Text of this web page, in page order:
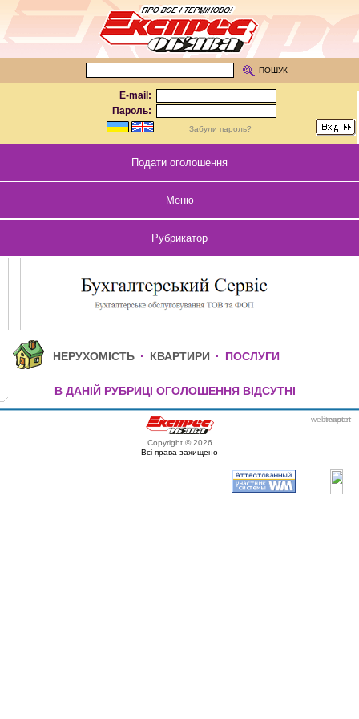
E-mail:
Пароль:
Забули пароль?
ПОШУК
Подати оголошення
Меню
Рубрикатор
НЕРУХОМІСТЬ · КВАРТИРИ · ПОСЛУГИ
В ДАНІЙ РУБРИЦІ ОГОЛОШЕННЯ ВІДСУТНІ
Copyright © 2026
Всі права захищено
webmaster
itexpert